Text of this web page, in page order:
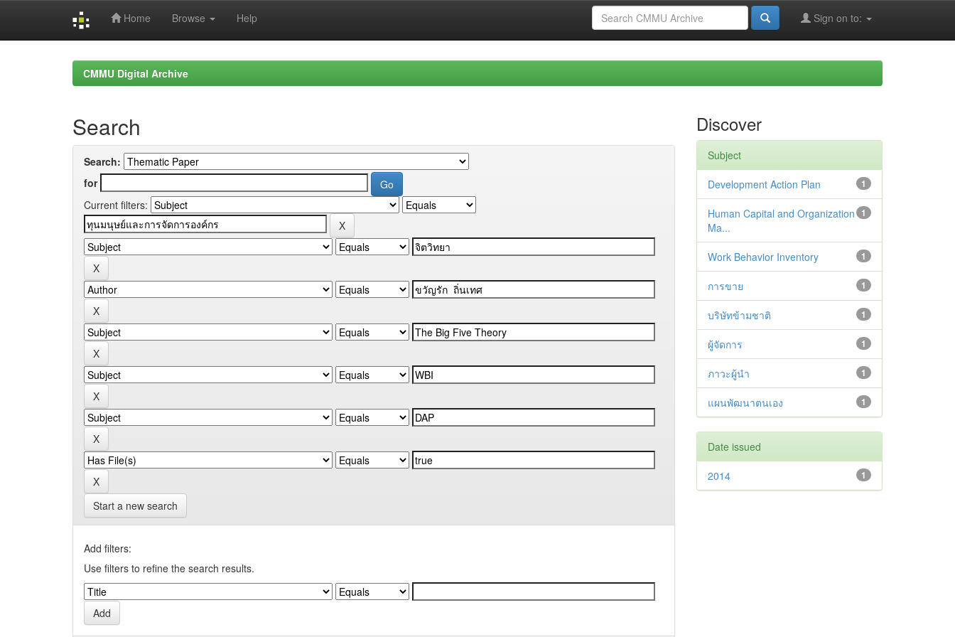
Home Browse Help Sign on to:
CMMU Digital Archive
Search
Search:
for
Current filters:
Start a new search
Add filters:
Use filters to refine the search results.
Discover
Subject
1
Development Action Plan
1
Human Capital and Organization
Ma...
1
Work Behavior Inventory
1
การขาย
1
บริษัทข้ามชาติ
1
ผู้จัดการ
1
ภาวะผู้นำ
1
แผนพัฒนาตนเอง
Date issued
1
2014